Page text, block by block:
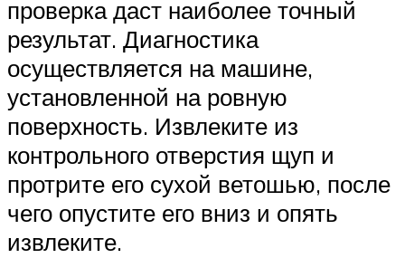
проверка даст наиболее точный
результат. Диагностика
осуществляется на машине,
установленной на ровную
поверхность. Извлеките из
контрольного отверстия щуп и
протрите его сухой ветошью, после
чего опустите его вниз и опять
извлеките.